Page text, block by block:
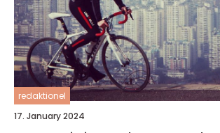
redaktionel
17. January 2024